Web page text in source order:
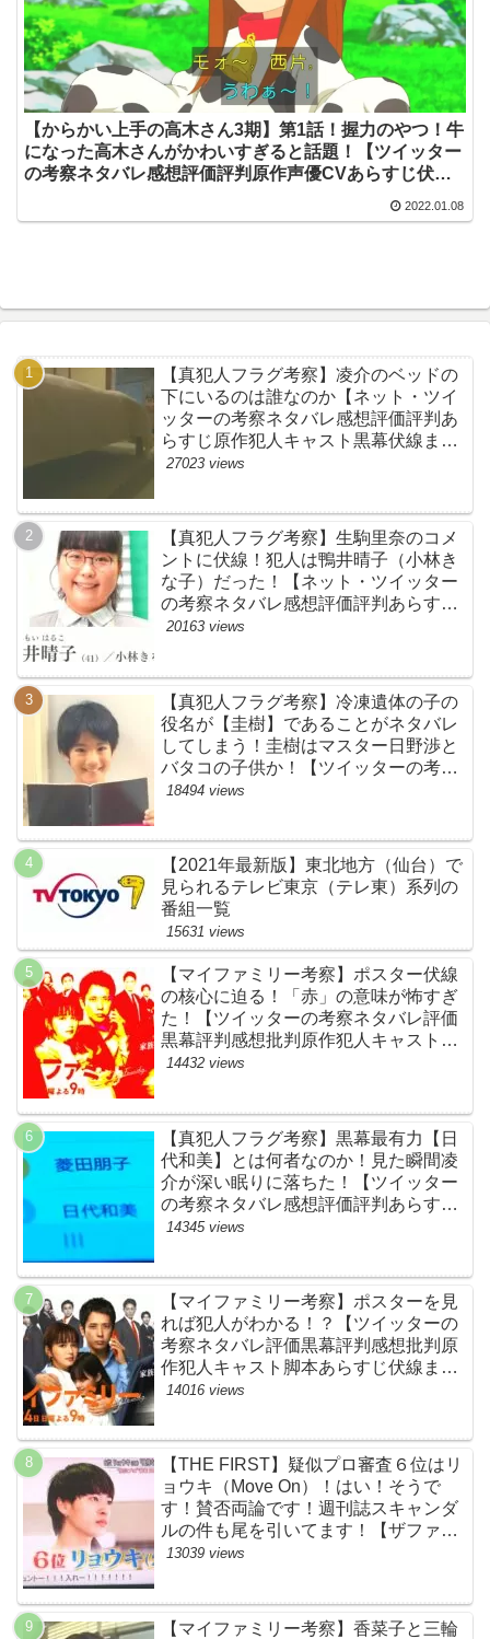
【からかい上手の高木さん3期】第1話！握力のやつ！牛
になった高木さんがかわいすぎると話題！【ツイッター
の考察ネタバレ感想評価評判原作声優CVあらすじ伏線
2022.01.08
【真犯人フラグ考察】凌介のベッドの
下にいるのは誰なのか【ネット・ツイ
ッターの考察ネタバレ感想評価評判あ
らすじ原作犯人キャスト黒幕伏線まと
め】
27023 views
【真犯人フラグ考察】生駒里奈のコメ
ントに伏線！犯人は鴨井晴子（小林き
な子）だった！【ネット・ツイッター
の考察ネタバレ感想評価評判あらすじ
原作犯人キャスト黒幕伏線まとめ・鴨
20163 views
【真犯人フラグ考察】冷凍遺体の子の
役名が【圭樹】であることがネタバレ
してしまう！圭樹はマスター日野渉と
バタコの子供か！【ツイッターの考察
ネタバレ感想評価評判あらすじ原作犯
18494 views
【2021年最新版】東北地方（仙台）で
見られるテレビ東京（テレ東）系列の
番組一覧
15631 views
【マイファミリー考察】ポスター伏線
の核心に迫る！「赤」の意味が怖すぎ
た！【ツイッターの考察ネタバレ評価
黒幕評判感想批判原作犯人キャスト脚
本あらすじ伏線まとめ】
14432 views
【真犯人フラグ考察】黒幕最有力【日
代和美】とは何者なのか！見た瞬間凌
介が深い眠りに落ちた！【ツイッター
の考察ネタバレ感想評価評判あらすじ
原作犯人キャスト黒幕伏線まとめ】
14345 views
【マイファミリー考察】ポスターを見
れば犯人がわかる！？【ツイッターの
考察ネタバレ評価黒幕評判感想批判原
作犯人キャスト脚本あらすじ伏線まと
め】
14016 views
【THE FIRST】疑似プロ審査６位はリ
ョウキ（Move On）！はい！そうで
す！賛否両論です！週刊誌スキャンダ
ルの件も尾を引いてます！【ザファー
スト・ネットのネタバレ感想考察まと
13039 views
【マイファミリー考察】香菜子と三輪